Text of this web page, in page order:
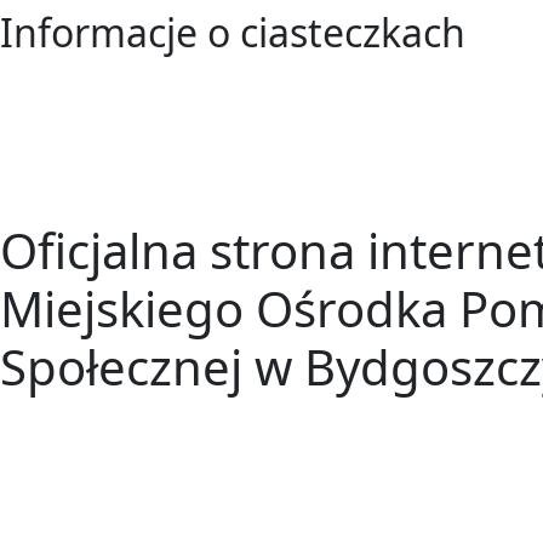
Informacje o ciasteczkach
Oficjalna strona
Miejskiego Ośrodka
Społecznej w